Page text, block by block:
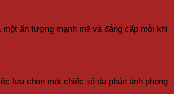
ấn tượng mạnh mẽ và đẳng cấp mỗi khi
lựa chọn một chiếc sổ da phản ánh phong